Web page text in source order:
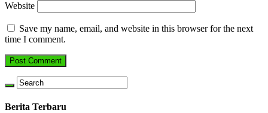
Website
Save my name, email, and website in this browser for the next
time I comment.
Berita Terbaru